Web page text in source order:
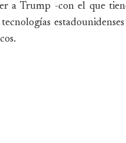
a Trump -con el que